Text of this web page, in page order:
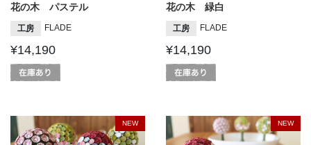
花の木 パステル
工房 FLADE
¥14,190
花の木 緑白
工房 FLADE
¥14,190
NEW NEW